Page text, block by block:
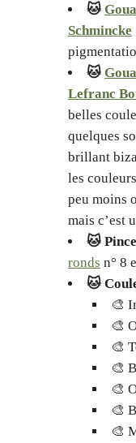
🐱
Schmincke
🐱
Lefranc
belles
quelques
brillant
les
peu moins
mais c’est
🐱
ronds n° 8
🐱
🎨
🎨
🎨
🎨
🎨
🎨
🎨